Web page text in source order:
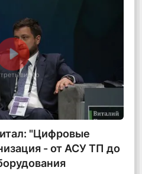
видео
"Цифровые
- от АСУ ТП до